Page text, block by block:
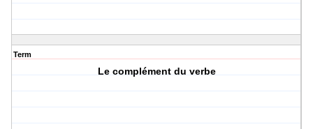
Term
Le complément du verbe